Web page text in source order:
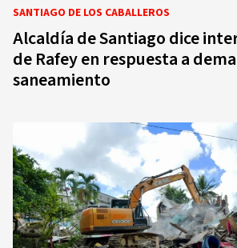
SANTIAGO DE LOS CABALLEROS
Alcaldía de Santiago dice
de Rafey en respuesta a
saneamiento